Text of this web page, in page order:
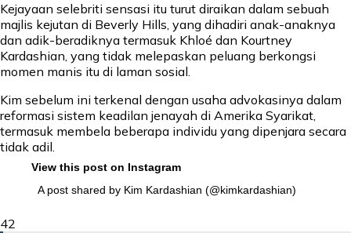
Kejayaan selebriti sensasi itu turut diraikan dalam sebuah
majlis kejutan di Beverly Hills, yang dihadiri anak-anaknya
dan adik-beradiknya termasuk Khloé dan Kourtney
Kardashian, yang tidak melepaskan peluang berkongsi
momen manis itu di laman sosial.
Kim sebelum ini terkenal dengan usaha advokasinya dalam
reformasi sistem keadilan jenayah di Amerika Syarikat,
termasuk membela beberapa individu yang dipenjara secara
tidak adil.
View this post on Instagram
A post shared by Kim Kardashian (@kimkardashian)
42